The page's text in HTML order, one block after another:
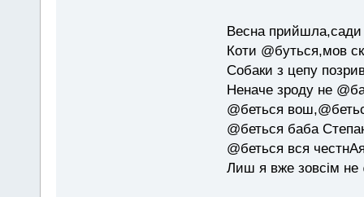
Весна прийшла,сади
Коти @буться,мов
Собаки з цепу
Неначе зроду не
@беться
@беться баба
@беться вся
Лиш я вже зовсім не